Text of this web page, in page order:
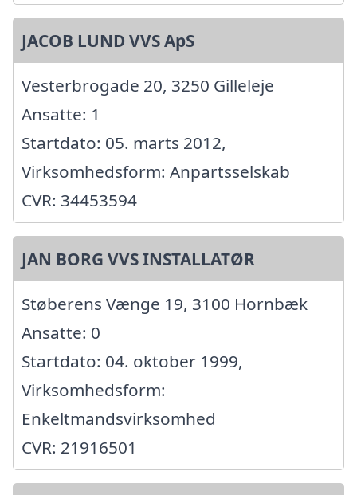
JACOB LUND VVS ApS
Vesterbrogade 20, 3250 Gilleleje
Ansatte: 1
Startdato: 05. marts 2012,
Virksomhedsform: Anpartsselskab
CVR: 34453594
JAN BORG VVS INSTALLATØR
Støberens Vænge 19, 3100 Hornbæk
Ansatte: 0
Startdato: 04. oktober 1999,
Virksomhedsform:
Enkeltmandsvirksomhed
CVR: 21916501